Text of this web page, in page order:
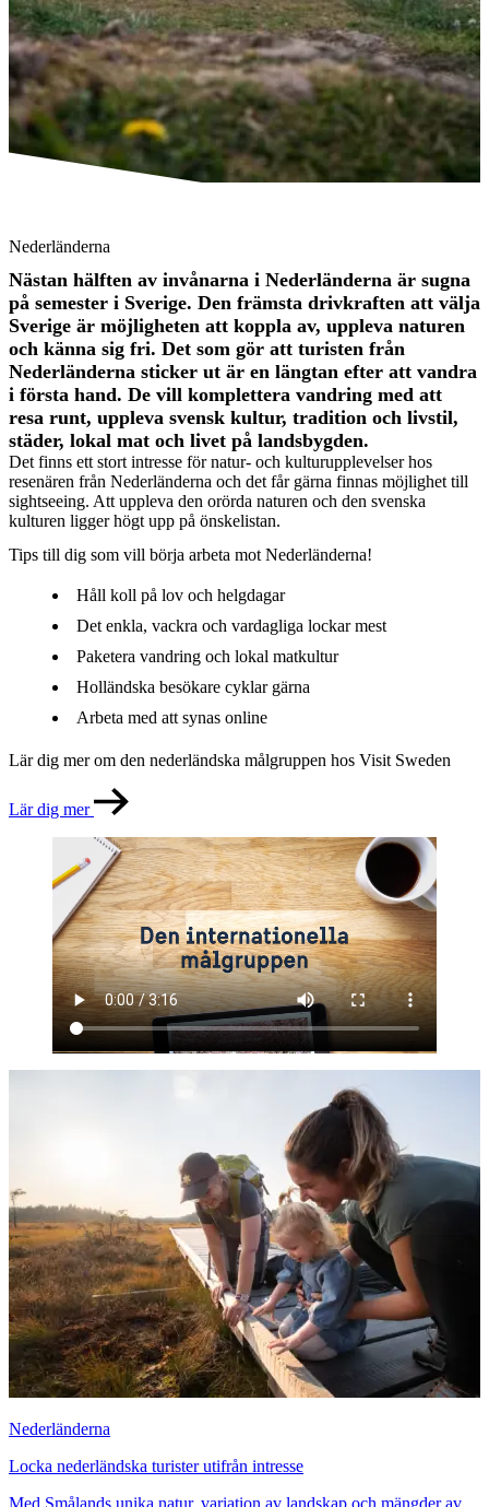
Nederländerna
Nästan hälften av invånarna i Nederländerna är sugna
på semester i Sverige. Den främsta drivkraften att välja
Sverige är möjligheten att koppla av, uppleva naturen
och känna sig fri. Det som gör att turisten från
Nederländerna sticker ut är en längtan efter att vandra
i första hand. De vill komplettera vandring med att
resa runt, uppleva svensk kultur, tradition och livstil,
städer, lokal mat och livet på landsbygden.
Det finns ett stort intresse för natur- och kulturupplevelser hos
resenären från Nederländerna och det får gärna finnas möjlighet till
sightseeing. Att uppleva den orörda naturen och den svenska
kulturen ligger högt upp på önskelistan.
Tips till dig som vill börja arbeta mot Nederländerna!
Håll koll på lov och helgdagar
Det enkla, vackra och vardagliga lockar mest
Paketera vandring och lokal matkultur
Holländska besökare cyklar gärna
Arbeta med att synas online
Lär dig mer om den nederländska målgruppen hos Visit Sweden
Lär dig mer
Nederländerna
Locka nederländska turister utifrån intresse